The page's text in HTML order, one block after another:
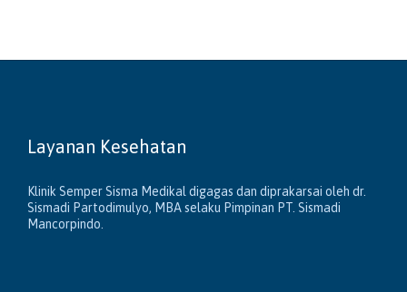
Layanan Kesehatan
Klinik Semper Sisma Medikal digagas dan diprakarsai oleh dr.
Sismadi Partodimulyo, MBA selaku Pimpinan PT. Sismadi
Mancorpindo.